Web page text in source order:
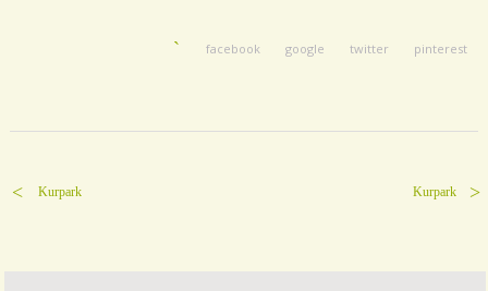
facebook google twitter pinterest
Kurpark Kurpark